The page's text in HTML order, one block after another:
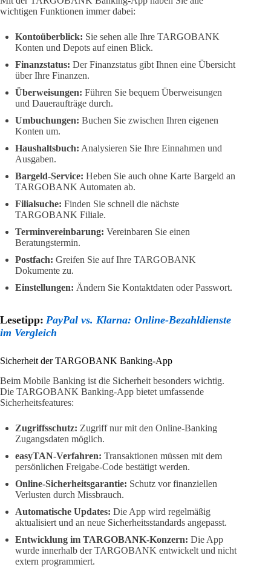
wichtigen Funktionen immer dabei:
Kontoüberblick: Sie sehen alle Ihre TARGOBANK
Konten und Depots auf einen Blick.
Finanzstatus: Der Finanzstatus gibt Ihnen eine Übersicht
über Ihre Finanzen.
Überweisungen: Führen Sie bequem Überweisungen
und Daueraufträge durch.
Umbuchungen: Buchen Sie zwischen Ihren eigenen
Konten um.
Haushaltsbuch: Analysieren Sie Ihre Einnahmen und
Ausgaben.
Bargeld-Service: Heben Sie auch ohne Karte Bargeld an
TARGOBANK Automaten ab.
Filialsuche: Finden Sie schnell die nächste
TARGOBANK Filiale.
Terminvereinbarung: Vereinbaren Sie einen
Beratungstermin.
Postfach: Greifen Sie auf Ihre TARGOBANK
Dokumente zu.
Einstellungen: Ändern Sie Kontaktdaten oder Passwort.
Lesetipp: PayPal vs. Klarna: Online-Bezahldienste
im Vergleich
Sicherheit der TARGOBANK Banking-App
Beim Mobile Banking ist die Sicherheit besonders wichtig.
Die TARGOBANK Banking-App bietet umfassende
Sicherheitsfeatures:
Zugriffsschutz: Zugriff nur mit den Online-Banking
Zugangsdaten möglich.
easyTAN-Verfahren: Transaktionen müssen mit dem
persönlichen Freigabe-Code bestätigt werden.
Online-Sicherheitsgarantie: Schutz vor finanziellen
Verlusten durch Missbrauch.
Automatische Updates: Die App wird regelmäßig
aktualisiert und an neue Sicherheitsstandards angepasst.
Entwicklung im TARGOBANK-Konzern: Die App
wurde innerhalb der TARGOBANK entwickelt und nicht
extern programmiert.